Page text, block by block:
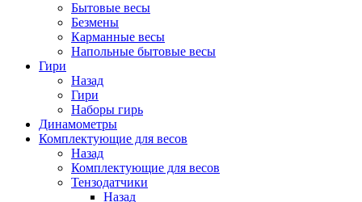
Бытовые весы
Безмены
Карманные весы
Напольные бытовые весы
Гири
Назад
Гири
Наборы гирь
Динамометры
Комплектующие для весов
Назад
Комплектующие для весов
Тензодатчики
Назад